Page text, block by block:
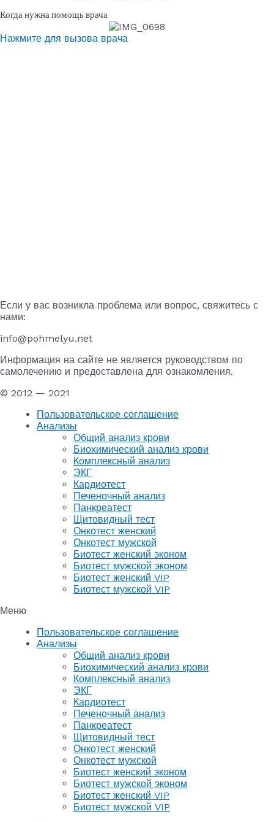
Когда нужна помощь врача
Нажмите для вызова врача
Если у вас возникла проблема или вопрос, свяжитесь с
нами:
info@pohmelyu.net
Информация на сайте не является руководством по
самолечению и предоставлена для ознакомления.
© 2012 — 2021
Пользовательское соглашение
Анализы
Общий анализ крови
Биохимический анализ крови
Комплексный анализ
ЭКГ
Кардиотест
Печеночный анализ
Панкреатест
Щитовидный тест
Онкотест женский
Онкотест мужской
Биотест женский эконом
Биотест мужской эконом
Биотест женский VIP
Биотест мужской VIP
Меню
Пользовательское соглашение
Анализы
Общий анализ крови
Биохимический анализ крови
Комплексный анализ
ЭКГ
Кардиотест
Печеночный анализ
Панкреатест
Щитовидный тест
Онкотест женский
Онкотест мужской
Биотест женский эконом
Биотест мужской эконом
Биотест женский VIP
Биотест мужской VIP